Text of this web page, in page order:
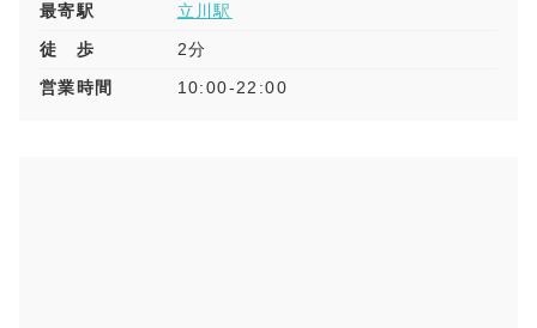
最寄駅
立川駅
徒 歩
2分
営業時間
10:00-22:00